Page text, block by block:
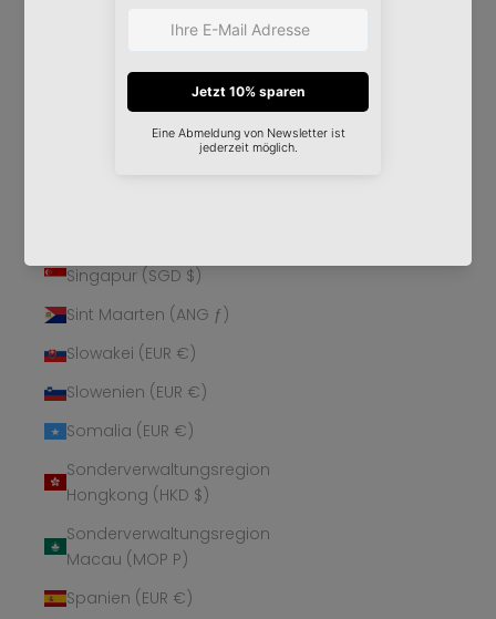
Schweiz (CHF CHF)
Senegal (XOF Fr)
Seychellen (EUR €)
Singapur (SGD $)
Sint Maarten (ANG ƒ)
Slowakei (EUR €)
Slowenien (EUR €)
Somalia (EUR €)
Sonderverwaltungsregion
Hongkong (HKD $)
Sonderverwaltungsregion
Macau (MOP P)
Spanien (EUR €)